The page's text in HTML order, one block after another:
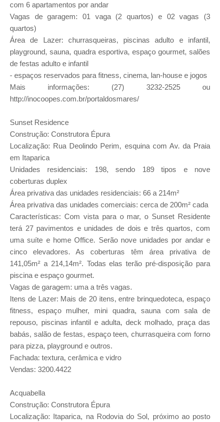
com 6 apartamentos por andar
Vagas de garagem: 01 vaga (2 quartos) e 02 vagas (3
quartos)
Área de Lazer: churrasqueiras, piscinas adulto e infantil,
playground, sauna, quadra esportiva, espaço gourmet, salões
de festas adulto e infantil
- espaços reservados para fitness, cinema, lan-house e jogos
Mais informações: (27) 3232-2525 ou
http://inocoopes.com.br/portaldosmares/
Sunset Residence
Construção: Construtora Épura
Localização: Rua Deolindo Perim, esquina com Av. da Praia
em Itaparica
Unidades residenciais: 198, sendo 189 tipos e nove
coberturas duplex
Área privativa das unidades residenciais: 66 a 214m²
Área privativa das unidades comerciais: cerca de 200m² cada
Características: Com vista para o mar, o Sunset Residente
terá 27 pavimentos e unidades de dois e três quartos, com
uma suíte e home Office. Serão nove unidades por andar e
cinco elevadores. As coberturas têm área privativa de
141,05m² a 214,14m². Todas elas terão pré-disposição para
piscina e espaço gourmet.
Vagas de garagem: uma a três vagas.
Itens de Lazer: Mais de 20 itens, entre brinquedoteca, espaço
fitness, espaço mulher, mini quadra, sauna com sala de
repouso, piscinas infantil e adulta, deck molhado, praça das
babás, salão de festas, espaço teen, churrasqueira com forno
para pizza, playground e outros.
Fachada: textura, cerâmica e vidro
Vendas: 3200.4422
Acquabella
Construção: Construtora Épura
Localização: Itaparica, na Rodovia do Sol, próximo ao posto